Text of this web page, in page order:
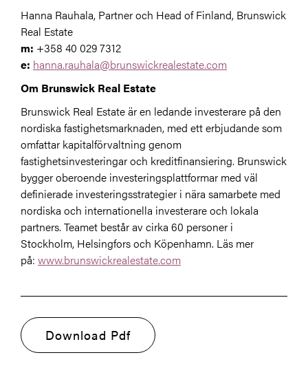
Hanna Rauhala, Partner och Head of Finland, Brunswick
Real Estate
m: +358 40 029 7312
e: hanna.rauhala@brunswickrealestate.com
Om Brunswick Real Estate
Brunswick Real Estate är en ledande investerare på den
nordiska fastighetsmarknaden, med ett erbjudande som
omfattar kapitalförvaltning genom
fastighetsinvesteringar och kreditfinansiering. Brunswick
bygger oberoende investeringsplattformar med väl
definierade investeringsstrategier i nära samarbete med
nordiska och internationella investerare och lokala
partners. Teamet består av cirka 60 personer i
Stockholm, Helsingfors och Köpenhamn. Läs mer
på: www.brunswickrealestate.com
Download Pdf